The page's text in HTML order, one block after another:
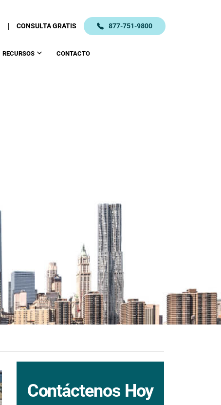
| CONSULTA GRATIS 877-751-9800
RECURSOS CONTACTO
Contáctenos Hoy